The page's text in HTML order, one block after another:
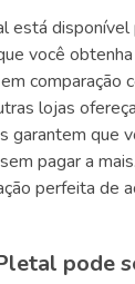
está
você
comparação
lojas
garantem que
pagar a
perfeita de
pode